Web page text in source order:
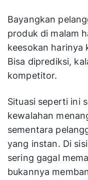
Bayangkan
produk di malam
keesokan harinya
Bisa diprediksi,
kompetitor.
Situasi seperti ini
kewalahan
sementara
yang instan. Di
sering gagal
bukannya